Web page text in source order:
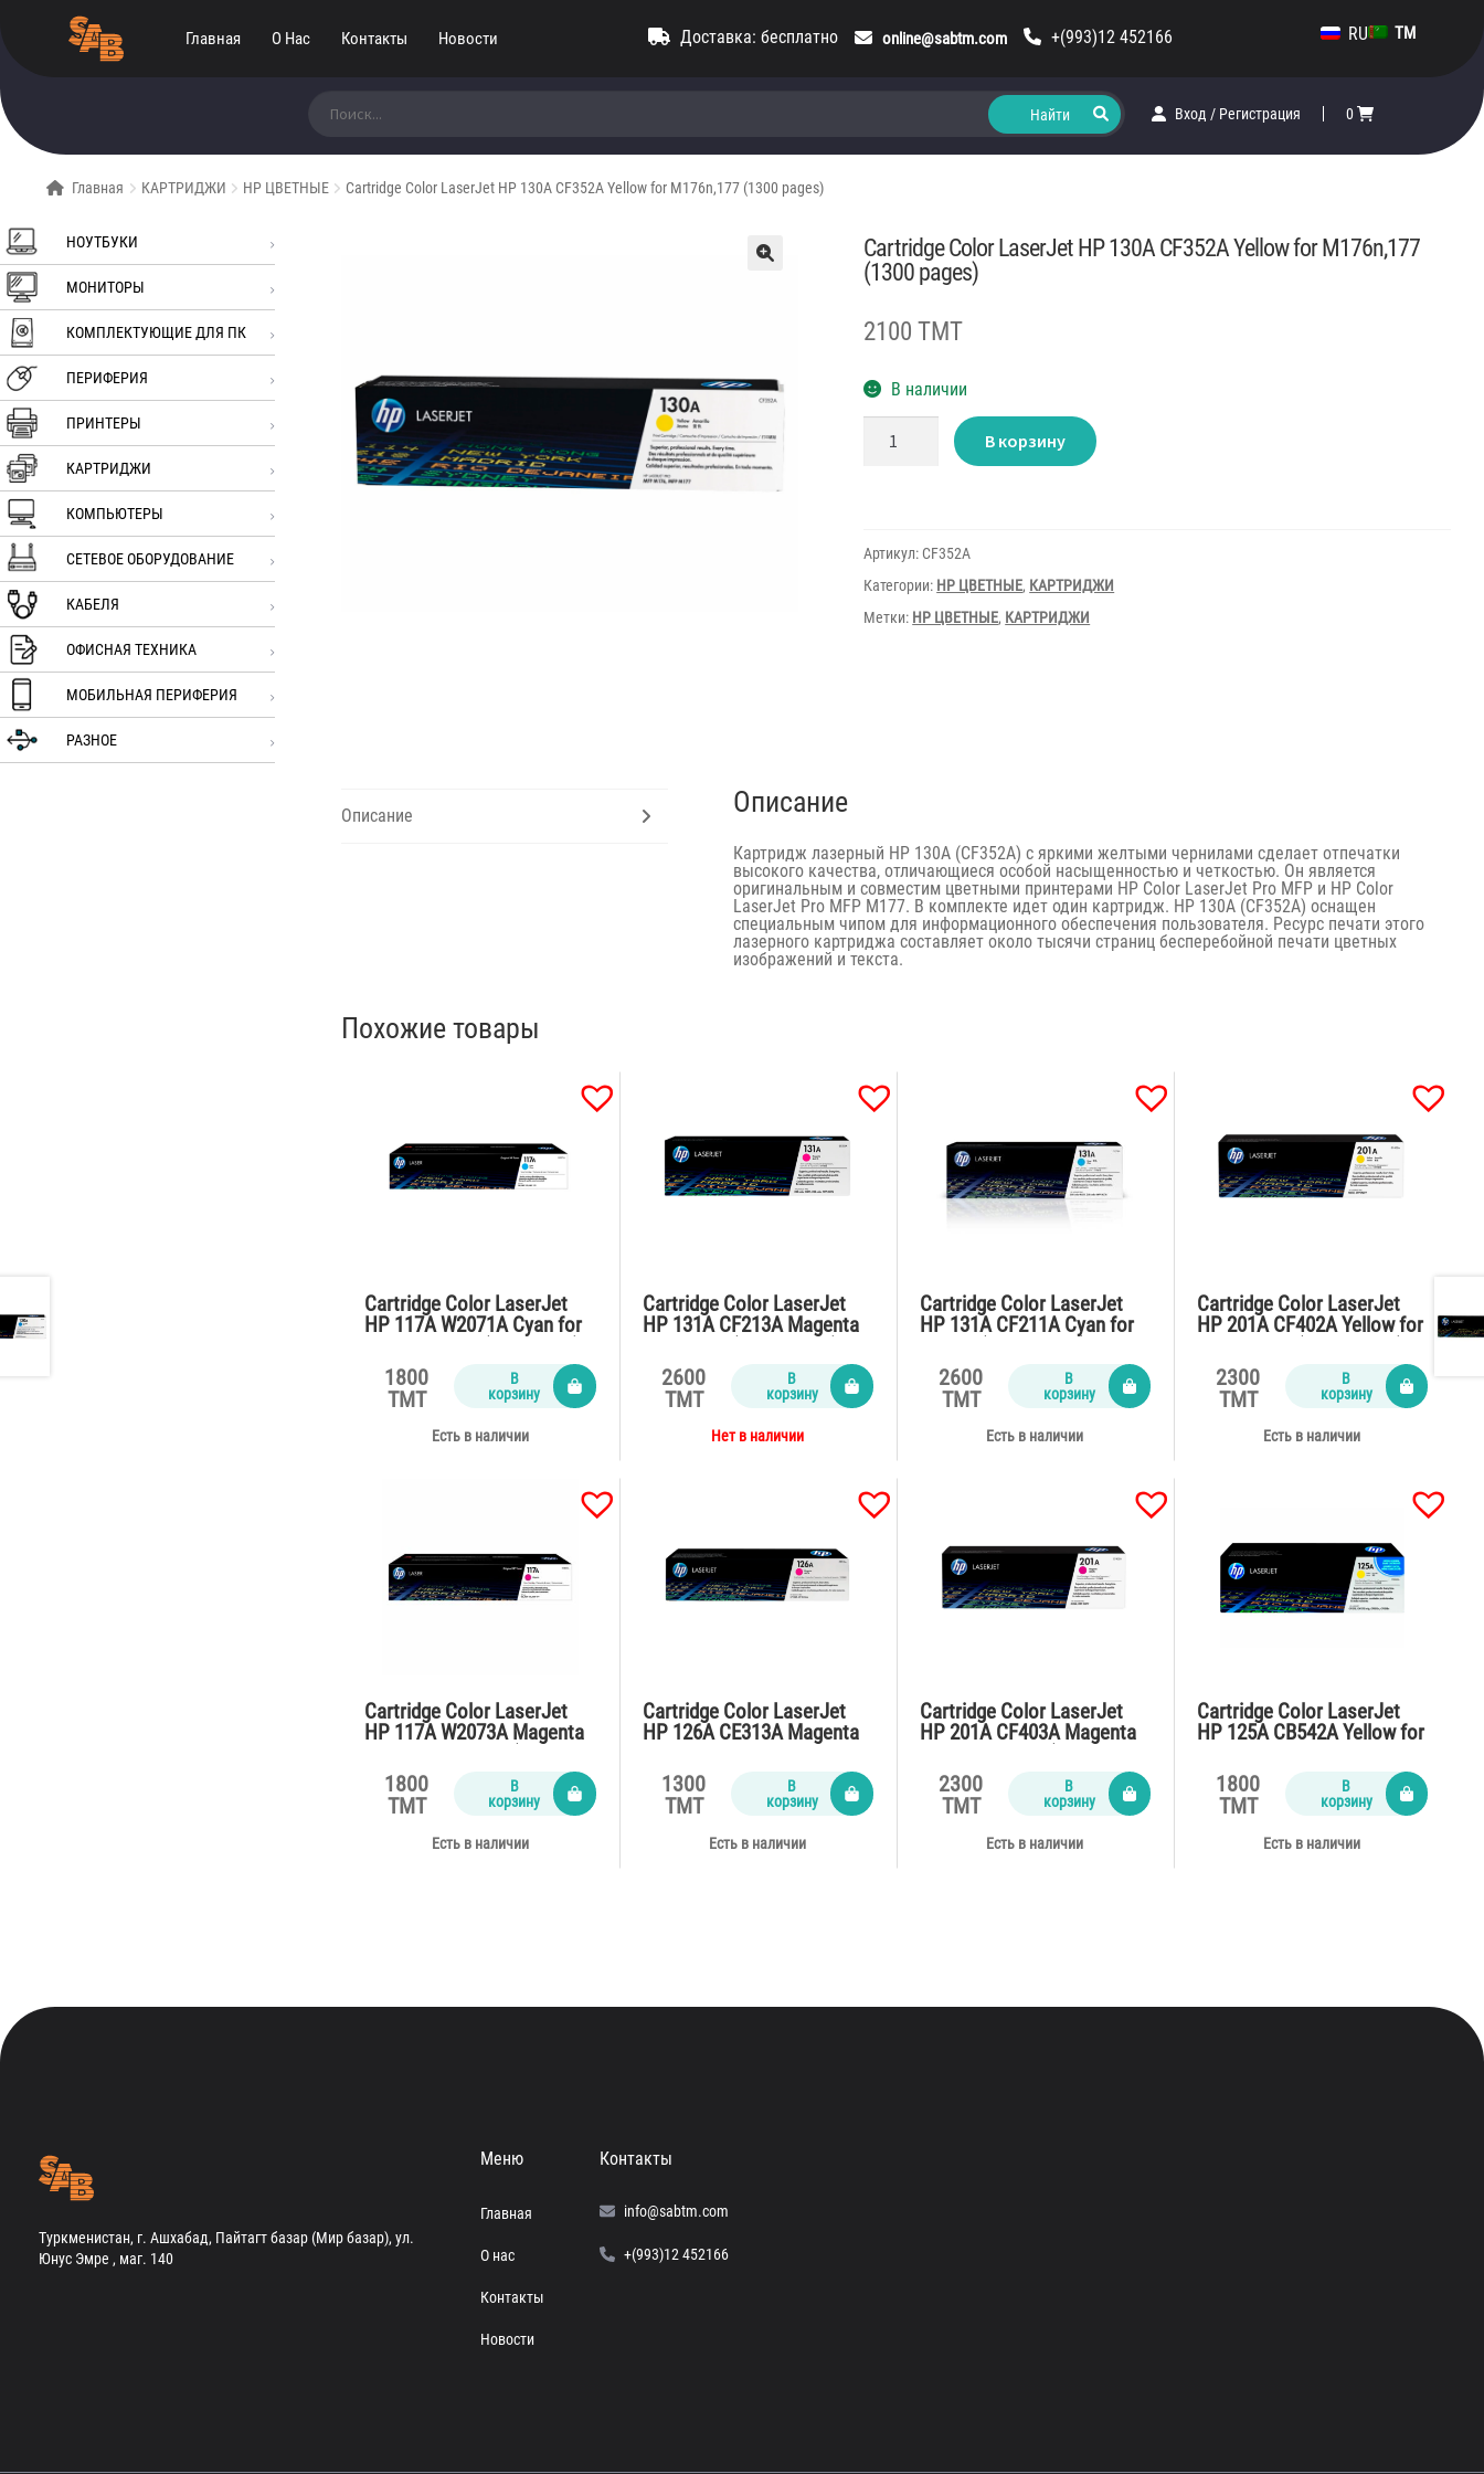
Главная О Нас Контакты Новости Доставка: бесплатно online@sabtm.com +(993)12 452166 RU TM
Вход / Регистрация 0
Главная КАРТРИДЖИ HP ЦВЕТНЫЕ Cartridge Color LaserJet HP 130A CF352A Yellow for M176n,177 (1300 pages)
НОУТБУКИ
МОНИТОРЫ
КОМПЛЕКТУЮЩИЕ ДЛЯ ПК
ПЕРИФЕРИЯ
ПРИНТЕРЫ
КАРТРИДЖИ
КОМПЬЮТЕРЫ
СЕТЕВОЕ ОБОРУДОВАНИЕ
КАБЕЛЯ
ОФИСНАЯ ТЕХНИКА
МОБИЛЬНАЯ ПЕРИФЕРИЯ
РАЗНОЕ
Cartridge Color LaserJet HP 130A CF352A Yellow for M176n,177
(1300 pages)
2100 TMT
В наличии
Количество
товара
CF352A
Yellow
for
M176n,177
(1300
В корзину
Артикул: CF352A
Категории: HP ЦВЕТНЫЕ, КАРТРИДЖИ
Метки: HP ЦВЕТНЫЕ, КАРТРИДЖИ
Описание Описание
Картридж лазерный HP 130A (CF352A) с яркими желтыми чернилами сделает отпечатки
высокого качества, отличающиеся особой насыщенностью и четкостью. Он является
оригинальным и совместим цветными принтерами HP Color LaserJet Pro MFP и HP Color
LaserJet Pro MFP M177. В комплекте идет один картридж. HP 130A (CF352A) оснащен
специальным чипом для информационного обеспечения пользователя. Ресурс печати этого
лазерного картриджа составляет около тысячи страниц бесперебойной печати цветных
изображений и текста.
Похожие товары
Cartridge Color LaserJet
HP 117A W2071A Cyan for
1800
TMT
В
корзину
Есть в наличии
Cartridge Color LaserJet
HP 131A CF213A Magenta
2600
TMT
В
корзину
Нет в наличии
Cartridge Color LaserJet
HP 131A CF211A Cyan for
2600
TMT
В
корзину
Есть в наличии
Cartridge Color LaserJet
HP 201A CF402A Yellow for
2300
TMT
В
корзину
Есть в наличии
Cartridge Color LaserJet
HP 117A W2073A Magenta
pages)
1800
TMT
В
корзину
Есть в наличии
Cartridge Color LaserJet
HP 126A CE313A Magenta
(1000 pages)
1300
TMT
В
корзину
Есть в наличии
Cartridge Color LaserJet
HP 201A CF403A Magenta
pages)
2300
TMT
В
корзину
Есть в наличии
Cartridge Color LaserJet
HP 125A CB542A Yellow for
(1400 pages)
1800
TMT
В
корзину
Есть в наличии
Туркменистан, г. Ашхабад, Пайтагт базар (Мир базар), ул.
Юнус Эмре , маг. 140
Меню
Главная
О нас
Контакты
Новости
Контакты
info@sabtm.com
+(993)12 452166